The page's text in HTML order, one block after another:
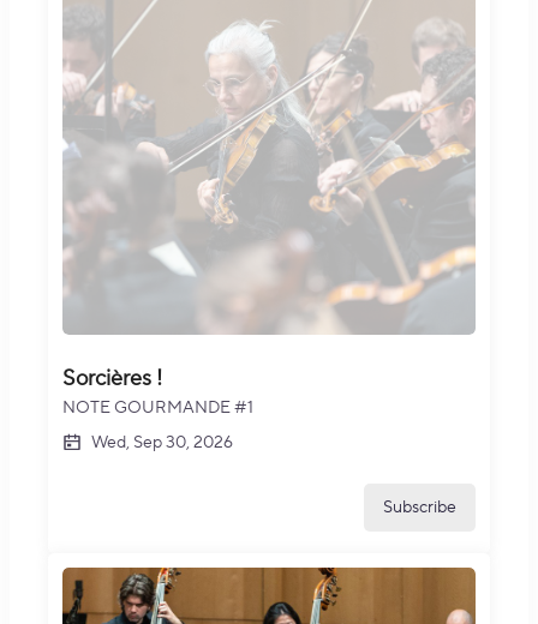
Sorcières !
NOTE GOURMANDE #1
Wed, Sep 30, 2026
Subscribe